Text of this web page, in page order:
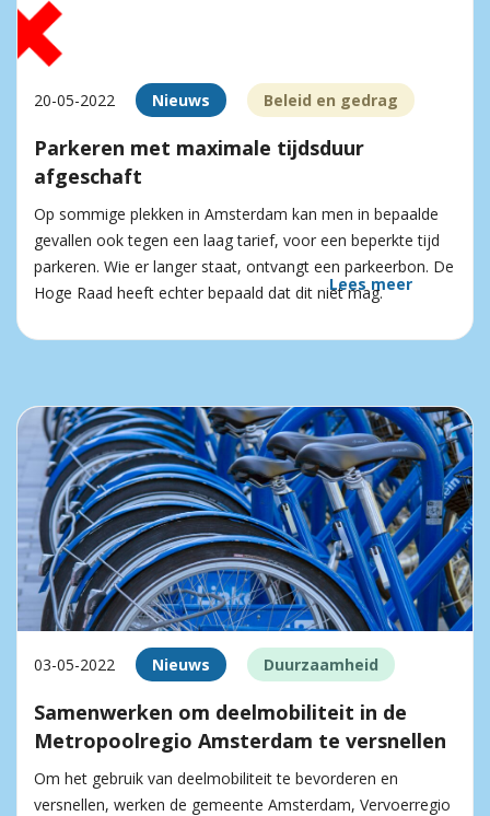
20-05-2022 Nieuws Beleid en gedrag
Parkeren met maximale tijdsduur
afgeschaft
Op sommige plekken in Amsterdam kan men in bepaalde
gevallen ook tegen een laag tarief, voor een beperkte tijd
parkeren. Wie er langer staat, ontvangt een parkeerbon. De
Hoge Raad heeft echter bepaald dat dit niet mag.
Lees meer
03-05-2022 Nieuws Duurzaamheid
Samenwerken om deelmobiliteit in de
Metropoolregio Amsterdam te versnellen
Om het gebruik van deelmobiliteit te bevorderen en
versnellen, werken de gemeente Amsterdam, Vervoerregio